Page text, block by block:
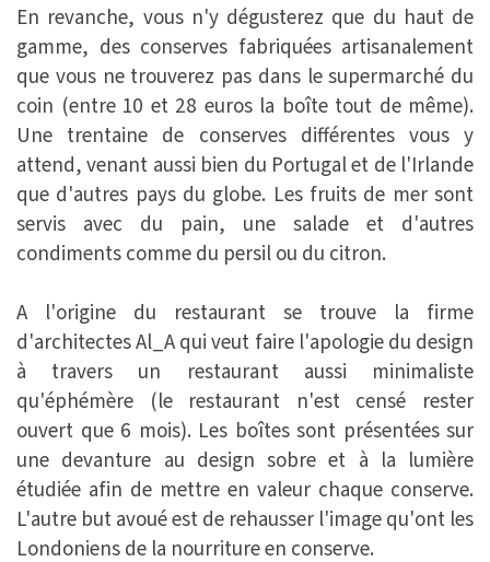
En revanche, vous n'y dégusterez que du haut de
gamme, des conserves fabriquées artisanalement
que vous ne trouverez pas dans le supermarché du
coin (entre 10 et 28 euros la boîte tout de même).
Une trentaine de conserves différentes vous y
attend, venant aussi bien du Portugal et de l'Irlande
que d'autres pays du globe. Les fruits de mer sont
servis avec du pain, une salade et d'autres
condiments comme du persil ou du citron.
A l'origine du restaurant se trouve la firme
d'architectes Al_A qui veut faire l'apologie du design
à travers un restaurant aussi minimaliste
qu'éphémère (le restaurant n'est censé rester
ouvert que 6 mois). Les boîtes sont présentées sur
une devanture au design sobre et à la lumière
étudiée afin de mettre en valeur chaque conserve.
L'autre but avoué est de rehausser l'image qu'ont les
Londoniens de la nourriture en conserve.